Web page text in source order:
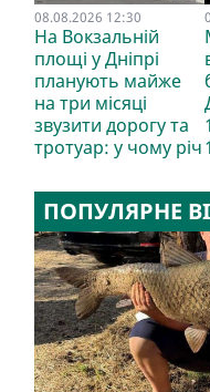
08.08.2026 12:30
На Вокзальній
площі у Дніпрі
планують майже
на три місяці
звузити дорогу та
тротуар: у чому річ
ПОПУЛЯРНЕ